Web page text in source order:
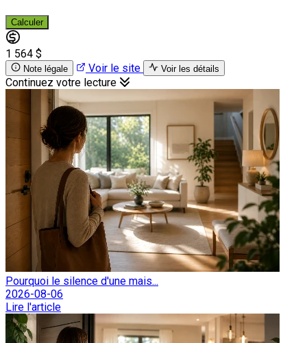
Calculer
1 564 $
Note légale Voir le site Voir les détails
Continuez votre lecture
Pourquoi le silence d'une mais...
2026-08-06
Lire l'article